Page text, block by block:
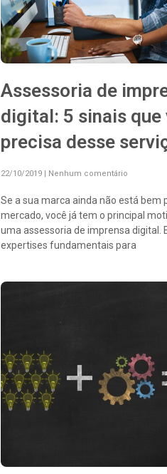
Assessoria de
digital: 5 sinais que
precisa desse
22/10/2019 Nenhum comentário
Se a sua marca ainda não está bem
mercado, você já tem o principal
uma assessoria de imprensa digital.
expertises fundamentais para